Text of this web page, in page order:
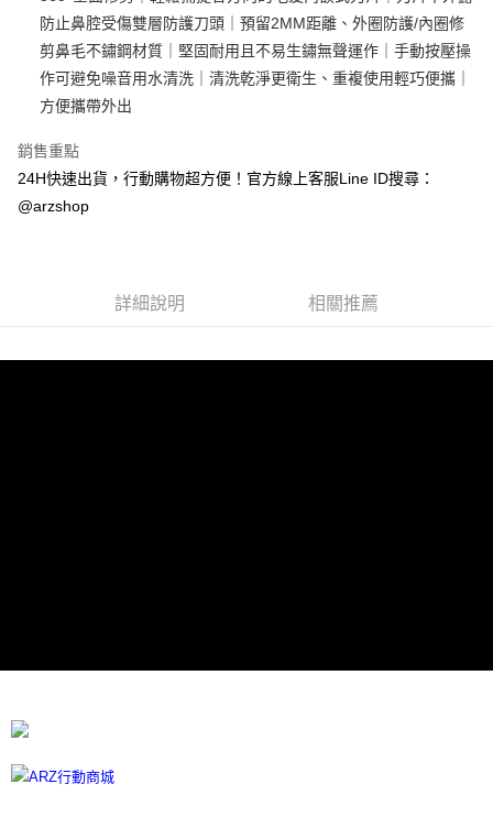
街口支付
Google Pay
全盈+PAY
ATM付款
運送方式
防止鼻腔受傷雙層防護刀頭｜預留2MM距離、外圈防護/內圈修
剪鼻毛不鏽鋼材質｜堅固耐用且不易生鏽無聲運作｜手動按壓操
作可避免噪音用水清洗｜清洗乾淨更衛生、重複使用輕巧便攜｜
方便攜帶外出
銷售重點
24H快速出貨，行動購物超方便！官方線上客服Line ID搜尋：
@arzshop
詳細說明 相關推薦